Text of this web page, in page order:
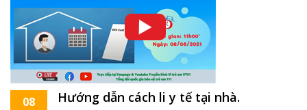
08
Hướng dẫn cách li y tế tại nhà.